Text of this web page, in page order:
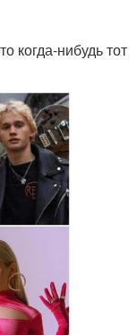
когда-нибудь тот